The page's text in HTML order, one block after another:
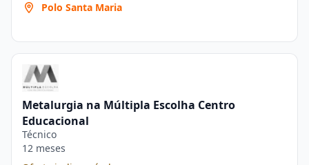
Polo Santa Maria
Metalurgia na Múltipla Escolha Centro
Educacional
Técnico
12 meses